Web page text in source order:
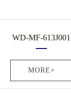
WD-MF-613J001
MORE+